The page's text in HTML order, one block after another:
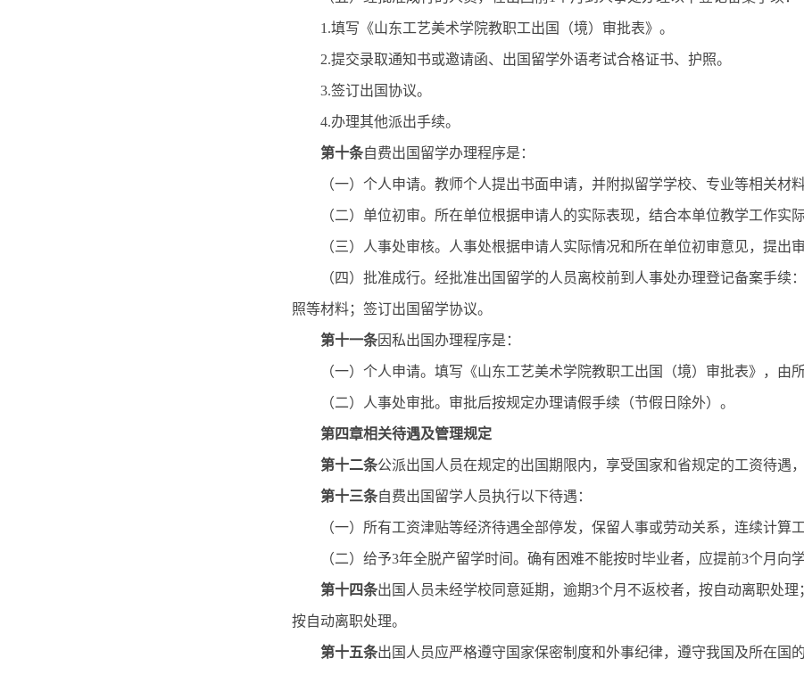
1.填写《山东工艺美术学院教职工出国（境）审批表》。
2.提交录取通知书或邀请函、出国留学外语考试合格证书、护照。
3.签订出国协议。
4.办理其他派出手续。
第十条自费出国留学办理程序是：
（一）个人申请。教师个人提出书面申请，并附拟留学学校、专业等相关材料
（二）单位初审。所在单位根据申请人的实际表现，结合本单位教学工作实
（三）人事处审核。人事处根据申请人实际情况和所在单位初审意见，提出
（四）批准成行。经批准出国留学的人员离校前到人事处办理登记备案手
照等材料；签订出国留学协议。
第十一条因私出国办理程序是：
（一）个人申请。填写《山东工艺美术学院教职工出国（境）审批表》，由
（二）人事处审批。审批后按规定办理请假手续（节假日除外）。
第四章相关待遇及管理规定
第十二条公派出国人员在规定的出国期限内，享受国家和省规定的工资待遇
第十三条自费出国留学人员执行以下待遇：
（一）所有工资津贴等经济待遇全部停发，保留人事或劳动关系，连续计算工
（二）给予3年全脱产留学时间。确有困难不能按时毕业者，应提前3个月向
第十四条出国人员未经学校同意延期，逾期3个月不返校者，按自动离职处
按自动离职处理。
第十五条出国人员应严格遵守国家保密制度和外事纪律，遵守我国及所在国